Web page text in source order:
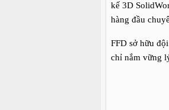
kế 3D
hàng đầu
FFD sở hữu
chỉ nắm vững